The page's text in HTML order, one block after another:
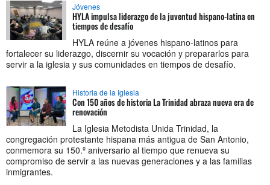
Jóvenes
HYLA impulsa liderazgo de la juventud hispano-latina en
tiempos de desafío
HYLA reúne a jóvenes hispano-latinos para
fortalecer su liderazgo, discernir su vocación y prepararlos para
servir a la iglesia y sus comunidades en tiempos de desafío.
Historia de la Iglesia
Con 150 años de historia La Trinidad abraza nueva era de
renovación
La Iglesia Metodista Unida Trinidad, la
congregación protestante hispana más antigua de San Antonio,
conmemora su 150.º aniversario al tiempo que renueva su
compromiso de servir a las nuevas generaciones y a las familias
inmigrantes.